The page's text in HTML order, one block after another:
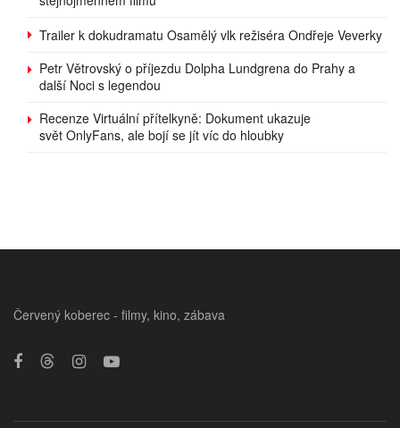
Trailer k dokudramatu Osamělý vlk režiséra Ondřeje Veverky
Petr Větrovský o příjezdu Dolpha Lundgrena do Prahy a
další Noci s legendou
Recenze Virtuální přítelkyně: Dokument ukazuje
svět OnlyFans, ale bojí se jít víc do hloubky
Červený koberec - filmy, kino, zábava